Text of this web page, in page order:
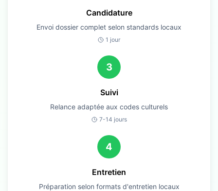
Candidature
Envoi dossier complet selon standards locaux
1 jour
3
Suivi
Relance adaptée aux codes culturels
7-14 jours
4
Entretien
Préparation selon formats d'entretien locaux